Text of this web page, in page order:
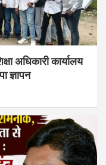
अधिकारी कार्यालय
ज्ञापन